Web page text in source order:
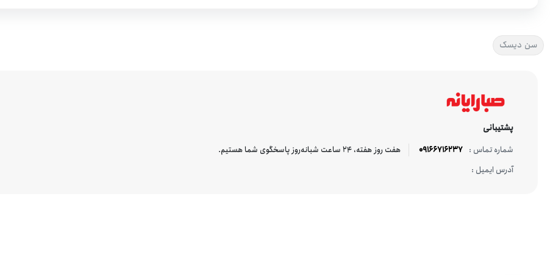
سن دیسک
پشتیبانی
شماره تماس : 09166716237
هفت روز هفته، ۲۴ ساعت شبانه‌روز پاسخگوی شما هستیم.
آدرس ایمیل :